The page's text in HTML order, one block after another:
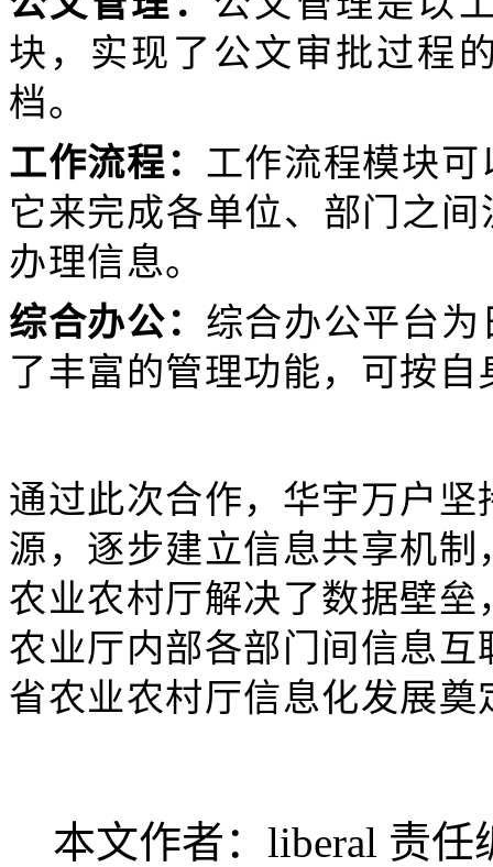
块，实现了公文审批过程
档。
工作流程： 工作流程模块
它来完成各单位、部门之
办理信息。
综合办公： 综合办公平台
了丰富的管理功能，可按
通过此次合作，华宇万户
源，逐步建立信息共享机
农业农村厅解决了数据壁
农业厅内部各部门间信息
省农业农村厅信息化发展奠
本文作者：liberal 责任